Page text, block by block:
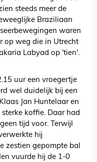
steeds meer de
Braziliaan
waren
op weg die in Utrecht
Labyad op 'tien'.
uur een vroegertje
wel duidelijk bij een
Jan Huntelaar en
koffie. Daar had
tijd voor. Terwijl
hij
zestien gepompte bal
vuurde hij de 1-0